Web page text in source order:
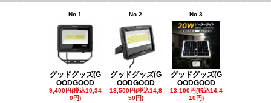
No.1
グッドグッズ(G
OODGOOD
9,400円(税込10,34
0円)
No.2
グッドグッズ(G
OODGOOD
13,500円(税込14,8
50円)
No.3
グッドグッズ(G
OODGOOD
13,100円(税込14,4
10円)